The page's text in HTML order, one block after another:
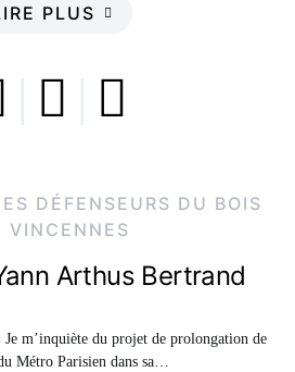
PLUS
DÉFENSEURS DU BOIS
VINCENNES
Arthus Bertrand
m’inquiète du projet de prolongation de
Métro Parisien dans sa…